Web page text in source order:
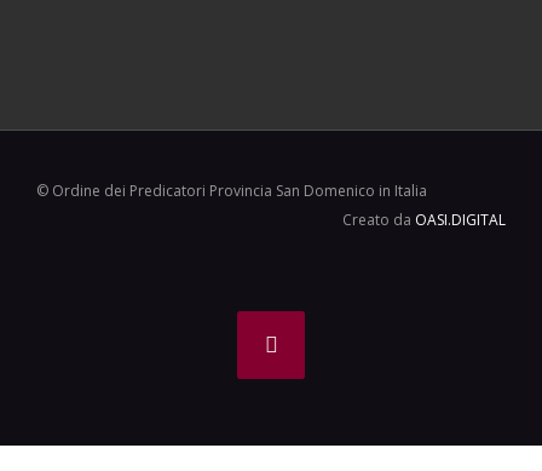
© Ordine dei Predicatori Provincia San Domenico in Italia
Creato da OASI.DIGITAL